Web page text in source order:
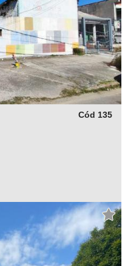
Cód 135